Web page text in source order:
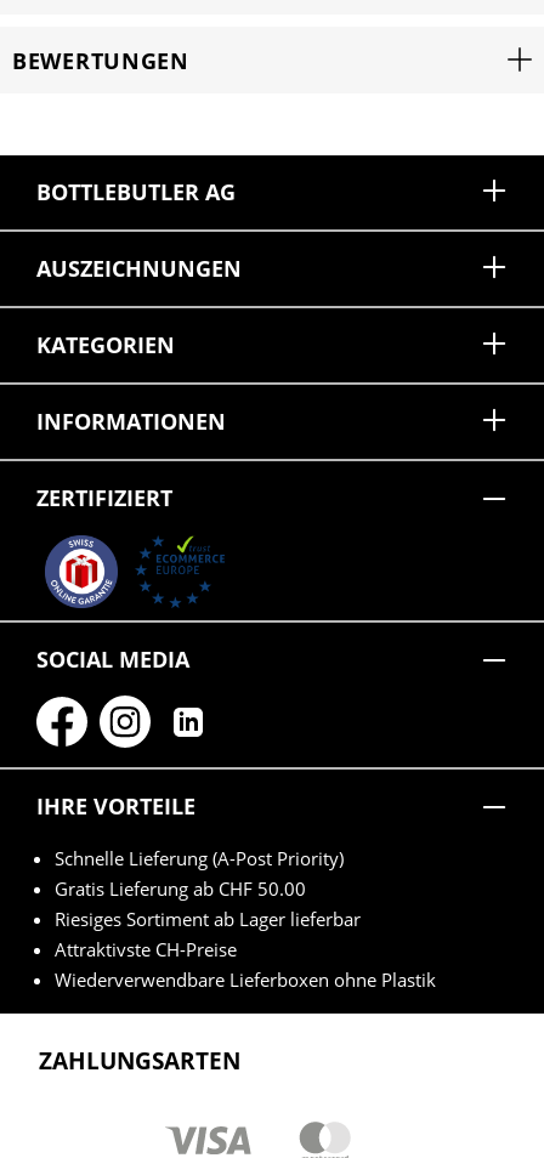
BEWERTUNGEN
BOTTLEBUTLER AG
AUSZEICHNUNGEN
KATEGORIEN
INFORMATIONEN
ZERTIFIZIERT
SOCIAL MEDIA
IHRE VORTEILE
Schnelle Lieferung (A-Post Priority)
Gratis Lieferung ab CHF 50.00
Riesiges Sortiment ab Lager lieferbar
Attraktivste CH-Preise
Wiederverwendbare Lieferboxen ohne Plastik
ZAHLUNGSARTEN